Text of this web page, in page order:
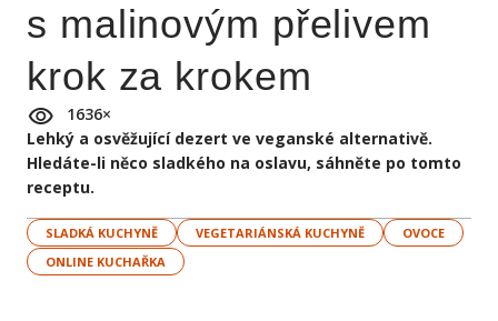
s malinovým přelivem
krok za krokem
1636×
Lehký a osvěžující dezert ve veganské alternativě.
Hledáte-li něco sladkého na oslavu, sáhněte po tomto
receptu.
SLADKÁ KUCHYNĚ VEGETARIÁNSKÁ KUCHYNĚ
OVOCE
ONLINE KUCHAŘKA